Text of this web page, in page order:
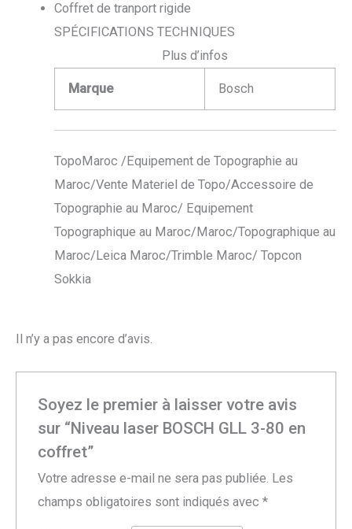
Coffret de tranport rigide
SPÉCIFICATIONS TECHNIQUES
Plus d’infos
Marque Bosch
TopoMaroc /Equipement de Topographie au
Maroc/Vente Materiel de Topo/Accessoire de
Topographie au Maroc/ Equipement
Topographique au Maroc/Maroc/Topographique au
Maroc/Leica Maroc/Trimble Maroc/ Topcon
Sokkia
Il n’y a pas encore d’avis.
Soyez le premier à laisser votre avis
sur “Niveau laser BOSCH GLL 3-80 en
coffret”
Votre adresse e-mail ne sera pas publiée. Les
champs obligatoires sont indiqués avec*